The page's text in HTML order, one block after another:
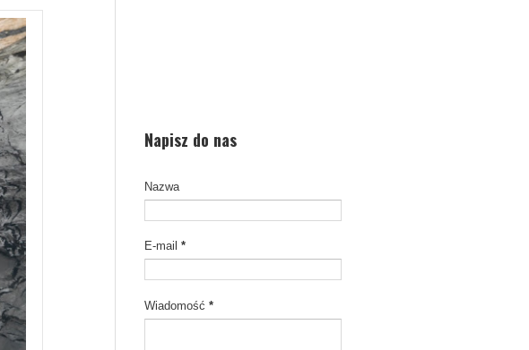
Napisz do nas
Nazwa
E-mail *
Wiadomość *